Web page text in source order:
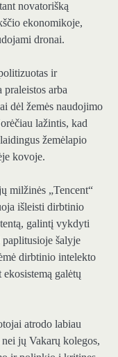
novatorišką
ekonomikoje,
dronai.
ir
arba
dėl žemės naudojimo
lažintis, kad
žemėlapio
kovoje.
milžinės „Tencent“
išleisti dirbtinio
galintį vykdyti
šalyje
dirbtinio intelekto
galėtų
atrodo labiau
jų Vakarų kolegos,